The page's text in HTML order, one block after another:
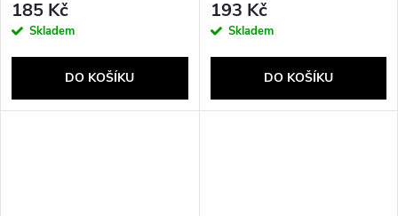
185 Kč
Skladem
DO KOŠÍKU
193 Kč
Skladem
DO KOŠÍKU